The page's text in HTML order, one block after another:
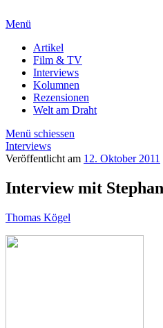
Menü
Artikel
Film & TV
Interviews
Kolumnen
Rezensionen
Welt am Draht
Menü schiessen
Interviews
Veröffentlicht am 12. Oktober 2011
Interview mit
Thomas Kögel